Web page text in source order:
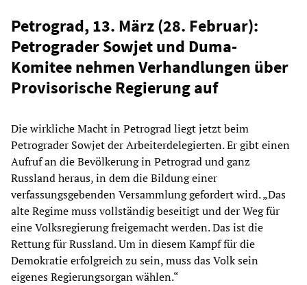
Petrograd, 13. März (28. Februar):
Petrograder Sowjet und Duma-
Komitee nehmen Verhandlungen über
Provisorische Regierung auf
Die wirkliche Macht in Petrograd liegt jetzt beim
Petrograder Sowjet der Arbeiterdelegierten. Er gibt einen
Aufruf an die Bevölkerung in Petrograd und ganz
Russland heraus, in dem die Bildung einer
verfassungsgebenden Versammlung gefordert wird. „Das
alte Regime muss vollständig beseitigt und der Weg für
eine Volksregierung freigemacht werden. Das ist die
Rettung für Russland. Um in diesem Kampf für die
Demokratie erfolgreich zu sein, muss das Volk sein
eigenes Regierungsorgan wählen.“